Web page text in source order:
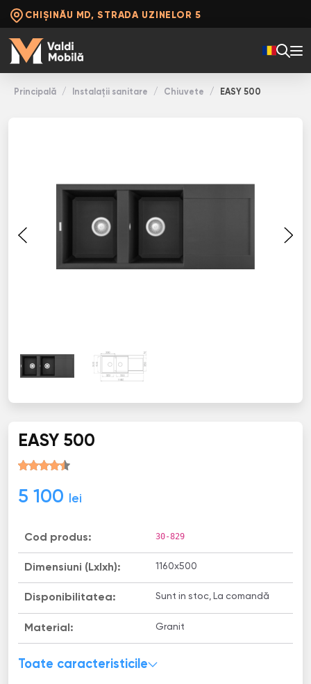
CHIȘINĂU MD, STRADA UZINELOR 5
Principală Instalații sanitare Chiuvete EASY 500
EASY 500
5 100 lei
Cod produs: 30-829
Dimensiuni (Lxlxh): 1160x500
Disponibilitatea: Sunt in stoc, La comandă
Material: Granit
Toate caracteristicile